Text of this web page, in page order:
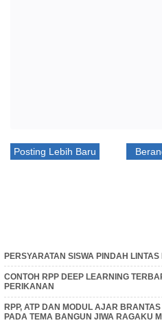
Posting Lebih Baru
PERSYARATAN SISWA PINDAH LINTAS
CONTOH RPP DEEP LEARNING
PERIKANAN
RPP, ATP DAN MODUL AJAR
PADA TEMA BANGUN JIWA RAGAKU